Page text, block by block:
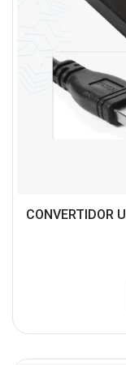
CONVERTIDOR